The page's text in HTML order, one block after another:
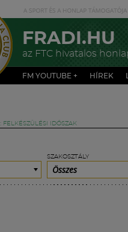
FRADI.HU
az FTC hivatalos
FM YOUTUBE + HÍREK
FELKÉSZÜLÉSI IDŐSZAK
SZAKOSZTÁLY
Összes